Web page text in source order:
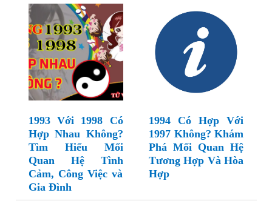
1993 Với 1998 Có
Hợp Nhau Không?
Tìm Hiểu Mối
Quan Hệ Tình
Cảm, Công Việc và
Gia Đình
1994 Có Hợp Với
1997 Không? Khám
Phá Mối Quan Hệ
Tương Hợp Và Hòa
Hợp